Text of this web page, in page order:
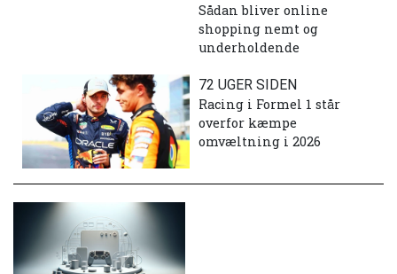
Sådan bliver online
shopping nemt og
underholdende
72 UGER SIDEN
Racing i Formel 1 står
overfor kæmpe
omvæltning i 2026